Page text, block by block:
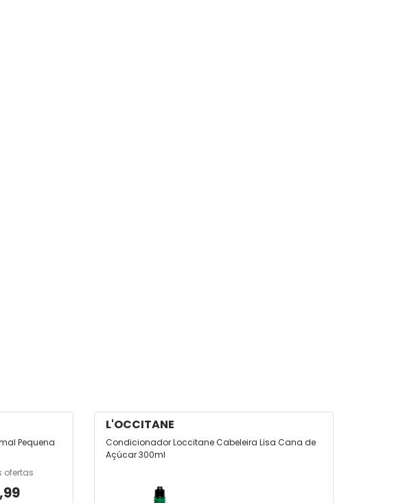
Pequena
ofertas
L'OCCITANE
Condicionador Loccitane Cabeleira Lisa Cana de
Açúcar 300ml